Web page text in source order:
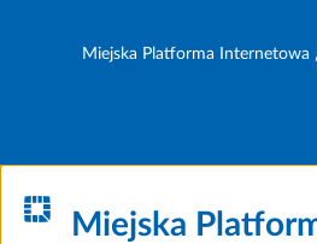
Miejska Platforma Internetowa
Miejska